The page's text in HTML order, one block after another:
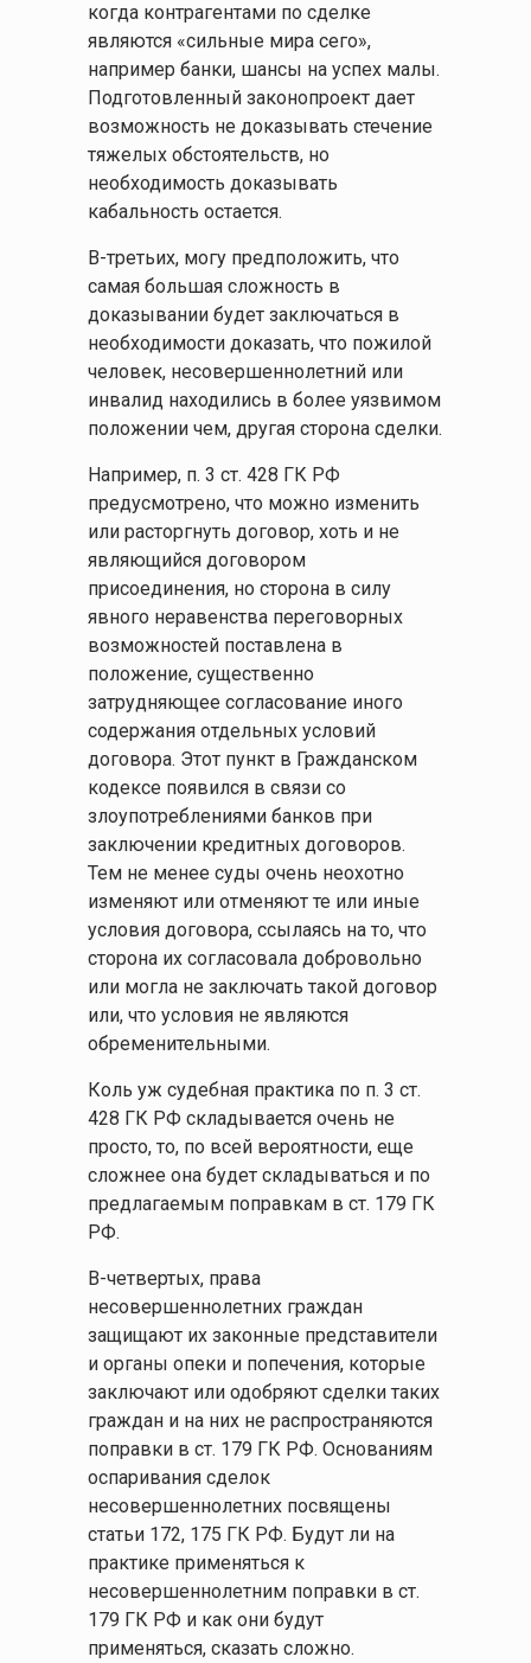
когда контрагентами по сделке
являются «сильные мира сего»,
например банки, шансы на успех малы.
Подготовленный законопроект дает
возможность не доказывать стечение
тяжелых обстоятельств, но
необходимость доказывать
кабальность остается.
В-третьих, могу предположить, что
самая большая сложность в
доказывании будет заключаться в
необходимости доказать, что пожилой
человек, несовершеннолетний или
инвалид находились в более уязвимом
положении чем, другая сторона сделки.
Например, п. 3 ст. 428 ГК РФ
предусмотрено, что можно изменить
или расторгнуть договор, хоть и не
являющийся договором
присоединения, но сторона в силу
явного неравенства переговорных
возможностей поставлена в
положение, существенно
затрудняющее согласование иного
содержания отдельных условий
договора. Этот пункт в Гражданском
кодексе появился в связи со
злоупотреблениями банков при
заключении кредитных договоров.
Тем не менее суды очень неохотно
изменяют или отменяют те или иные
условия договора, ссылаясь на то, что
сторона их согласовала добровольно
или могла не заключать такой договор
или, что условия не являются
обременительными.
Коль уж судебная практика по п. 3 ст.
428 ГК РФ складывается очень не
просто, то, по всей вероятности, еще
сложнее она будет складываться и по
предлагаемым поправкам в ст. 179 ГК
РФ.
В-четвертых, права
несовершеннолетних граждан
защищают их законные представители
и органы опеки и попечения, которые
заключают или одобряют сделки таких
граждан и на них не распространяются
поправки в ст. 179 ГК РФ. Основаниям
оспаривания сделок
несовершеннолетних посвящены
статьи 172, 175 ГК РФ. Будут ли на
практике применяться к
несовершеннолетним поправки в ст.
179 ГК РФ и как они будут
применяться, сказать сложно.